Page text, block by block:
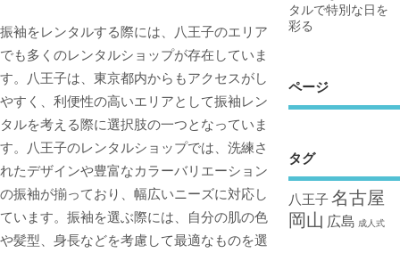
振袖をレンタルする際には、八王子のエリア
でも多くのレンタルショップが存在していま
す。八王子は、東京都内からもアクセスがし
やすく、利便性の高いエリアとして振袖レン
タルを考える際に選択肢の一つとなっていま
す。八王子のレンタルショップでは、洗練さ
れたデザインや豊富なカラーバリエーション
の振袖が揃っており、幅広いニーズに対応し
ています。振袖を選ぶ際には、自分の肌の色
や髪型、身長などを考慮して最適なものを選
タルで特別な日を
彩る
ページ
タグ
八王子名古屋
岡山 広島 成人式